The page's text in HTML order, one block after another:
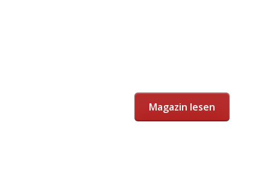
Magazin lesen